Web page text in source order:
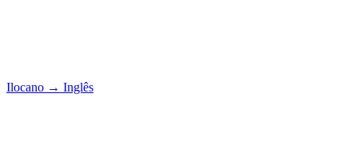
Ilocano → Inglês